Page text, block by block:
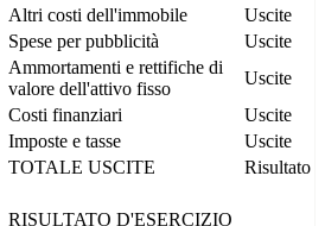
Altri costi dell'immobile
Uscite
Spese per pubblicità
Uscite
Ammortamenti e rettifiche di
valore dell'attivo fisso
Uscite
Costi finanziari
Uscite
Imposte e tasse
Uscite
TOTALE USCITE Risultato
RISULTATO D'ESERCIZIO